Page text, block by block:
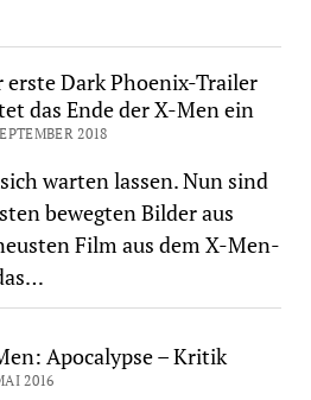
erste Dark Phoenix-Trailer
das Ende der X-Men ein
2018
warten lassen. Nun sind
bewegten Bilder aus
Film aus dem X-Men-
Apocalypse – Kritik
2016